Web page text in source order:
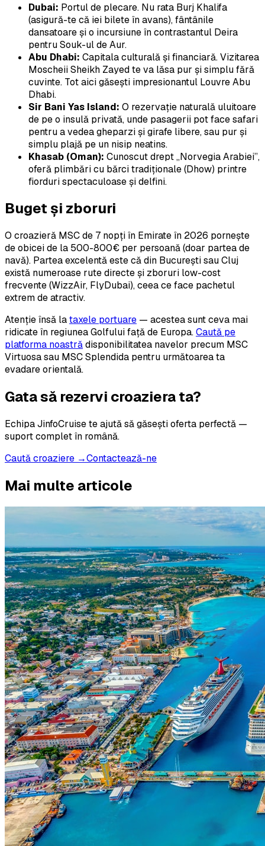
Dubai: Portul de plecare. Nu rata Burj Khalifa
(asigură-te că iei bilete în avans), fântânile
dansatoare și o incursiune în contrastantul Deira
pentru Souk-ul de Aur.
Abu Dhabi: Capitala culturală și financiară. Vizitarea
Moscheii Sheikh Zayedte va lăsa pur și simplu fără
cuvinte. Tot aici găsești impresionantul Louvre Abu
Dhabi.
Sir Bani Yas Island: O rezervație naturală uluitoare
de pe o insulă privată, unde pasagerii pot face safari
pentru a vedea gheparzi și girafe libere, sau pur și
simplu plajă pe un nisip neatins.
Khasab (Oman): Cunoscut drept „Norvegia Arabiei”,
oferă plimbări cu bărci tradiționale (Dhow) printre
fiorduri spectaculoase și delfini.
Buget și zboruri
O croazieră MSC de 7 nopți în Emirate în 2026 pornește
de obicei de la 500-800€ per persoană (doar partea de
navă). Partea excelentă este că din București sau Cluj
există numeroase rute directe și zboruri low-cost
frecvente (WizzAir, FlyDubai), ceea ce face pachetul
extrem de atractiv.
Atenție însă lataxele portuare — acestea sunt ceva mai
ridicate în regiunea Golfului față de Europa.Caută pe
platforma noastrădisponibilitatea navelor precum MSC
Virtuosa sau MSC Splendida pentru următoarea ta
evadare orientală.
Gata să rezervi croaziera ta?
Echipa JinfoCruise te ajută să găsești oferta perfectă —
suport complet în română.
Caută croaziere →Contactează-ne
Mai multe articole